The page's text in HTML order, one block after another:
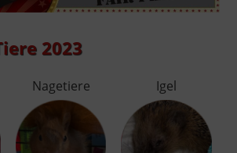
2023
Nagetiere Igel